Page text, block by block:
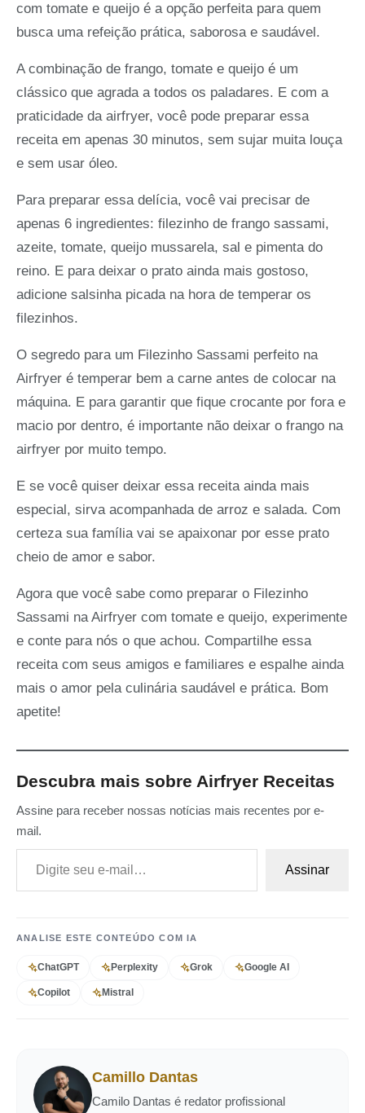
com tomate e queijo é a opção perfeita para quem
busca uma refeição prática, saborosa e saudável.
A combinação de frango, tomate e queijo é um
clássico que agrada a todos os paladares. E com a
praticidade da airfryer, você pode preparar essa
receita em apenas 30 minutos, sem sujar muita louça
e sem usar óleo.
Para preparar essa delícia, você vai precisar de
apenas 6 ingredientes: filezinho de frango sassami,
azeite, tomate, queijo mussarela, sal e pimenta do
reino. E para deixar o prato ainda mais gostoso,
adicione salsinha picada na hora de temperar os
filezinhos.
O segredo para um Filezinho Sassami perfeito na
Airfryer é temperar bem a carne antes de colocar na
máquina. E para garantir que fique crocante por fora e
macio por dentro, é importante não deixar o frango na
airfryer por muito tempo.
E se você quiser deixar essa receita ainda mais
especial, sirva acompanhada de arroz e salada. Com
certeza sua família vai se apaixonar por esse prato
cheio de amor e sabor.
Agora que você sabe como preparar o Filezinho
Sassami na Airfryer com tomate e queijo, experimente
e conte para nós o que achou. Compartilhe essa
receita com seus amigos e familiares e espalhe ainda
mais o amor pela culinária saudável e prática. Bom
apetite!
Descubra mais sobre Airfryer Receitas
Assine para receber nossas notícias mais recentes por e-
mail.
Digite seu e-mail…
Assinar
ANALISE ESTE CONTEÚDO COM IA
ChatGPT Perplexity Grok Google AI
Copilot Mistral
Camillo Dantas
Camilo Dantas é redator profissional